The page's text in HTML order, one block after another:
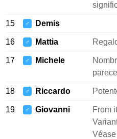
15 ♂ Demis
16 ♂ Mattia
17 ♂ Michele
18 ♂ Riccardo
19 ♂ Giovanni
From